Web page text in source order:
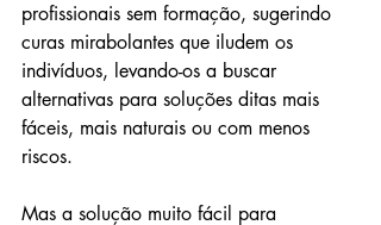
profissionais sem formação, sugerindo
curas mirabolantes que iludem os
indivíduos, levando-os a buscar
alternativas para soluções ditas mais
fáceis, mais naturais ou com menos
riscos.
Mas a solução muito fácil para